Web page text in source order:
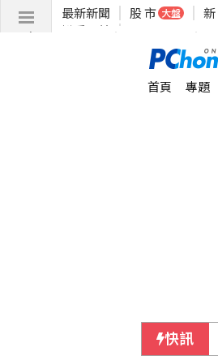
首頁 專題
快訊